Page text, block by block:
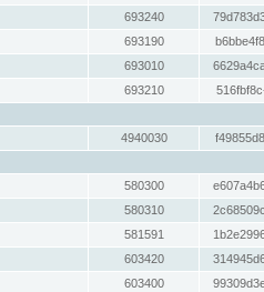
693240
693190
693010
693210
4940030
580300
580310
581591
603420
603400